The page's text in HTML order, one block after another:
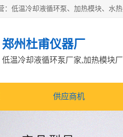
郑州杜甫仪器厂
供应商机